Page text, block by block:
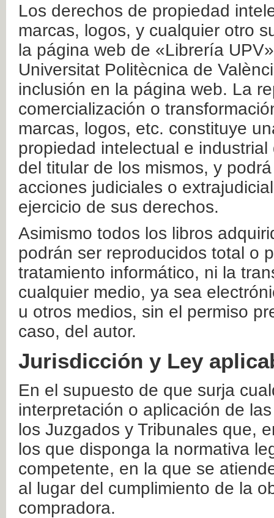
Los derechos de propiedad
marcas, logos, y cualquier otro
la página web de «Librería
Universitat Politècnica de
inclusión en la página web. La
comercialización o
marcas, logos, etc. constituye
propiedad intelectual e
del titular de los mismos, y
acciones judiciales o
ejercicio de sus derechos.
Asimismo todos los libros
podrán ser reproducidos total o
tratamiento informático, ni la
cualquier medio, ya sea
u otros medios, sin el permiso
caso, del autor.
Jurisdicción y Ley
En el supuesto de que surja
interpretación o aplicación de
los Juzgados y Tribunales que,
los que disponga la normativa
competente, en la que se
al lugar del cumplimiento de la
compradora.